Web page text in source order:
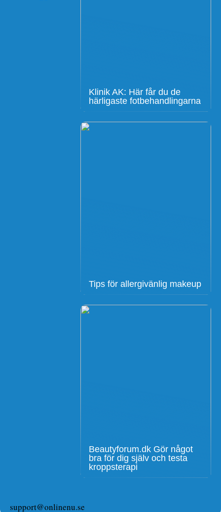
Klinik AK: Här får du de
härligaste fotbehandlingarna
Tips för allergivänlig makeup
Beautyforum.dk Gör något
bra för dig själv och testa
kroppsterapi
support@onlinenu.se